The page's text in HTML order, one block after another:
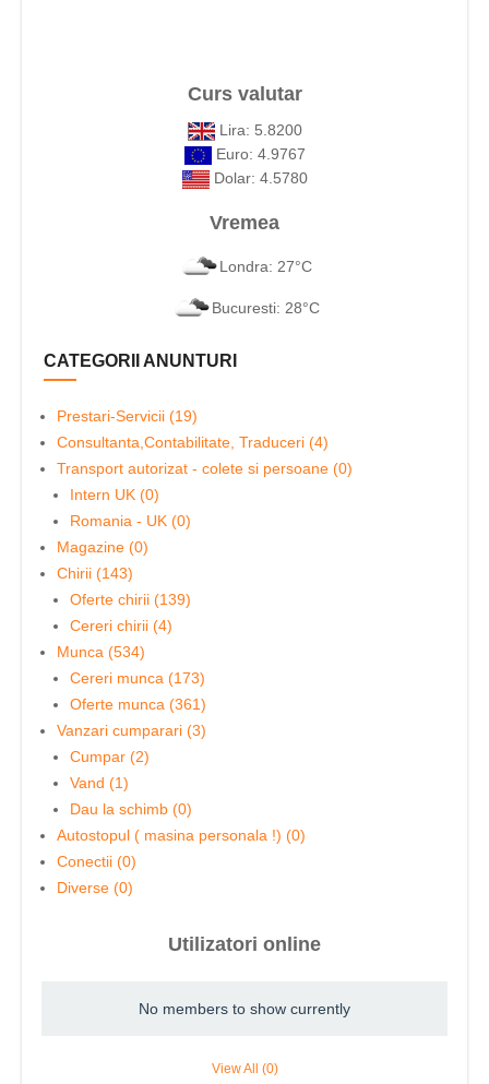
Curs valutar
Lira: 5.8200
Euro: 4.9767
Dolar: 4.5780
Vremea
Londra: 27°C
Bucuresti: 28°C
CATEGORII ANUNTURI
Prestari-Servicii (19)
Consultanta,Contabilitate, Traduceri (4)
Transport autorizat - colete si persoane (0)
Intern UK (0)
Romania - UK (0)
Magazine (0)
Chirii (143)
Oferte chirii (139)
Cereri chirii (4)
Munca (534)
Cereri munca (173)
Oferte munca (361)
Vanzari cumparari (3)
Cumpar (2)
Vand (1)
Dau la schimb (0)
Autostopul ( masina personala !) (0)
Conectii (0)
Diverse (0)
Utilizatori online
No members to show currently
View All (0)